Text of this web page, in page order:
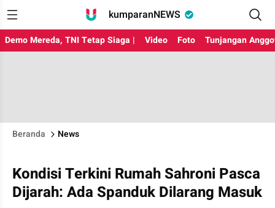
kumparanNEWS
Demo Mereda, TNI Tetap Siaga | Video Foto Tunjangan
Beranda News
Kondisi Terkini Rumah Sahroni Pasca
Dijarah: Ada Spanduk Dilarang Masuk